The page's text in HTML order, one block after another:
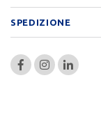
SPEDIZIONE